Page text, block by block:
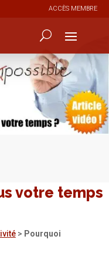
ACCÈS MEMBRE
votre temps
> Pourquoi